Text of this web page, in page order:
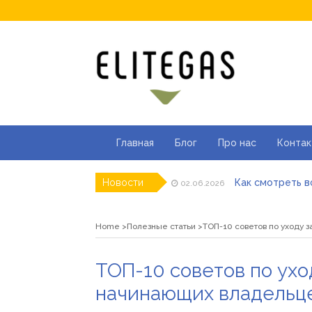
Главная Блог Про нас
Новости 02.06.2026 Как смотреть
01.04.2026 ТОП моделей
Популярні види
Home Полезные статьи ТОП-10 советов по уходу
ТОП-10 советов по
начинающих